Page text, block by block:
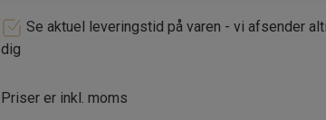
Se aktuel leveringstid på varen - vi afsender
dig
Priser er inkl. moms